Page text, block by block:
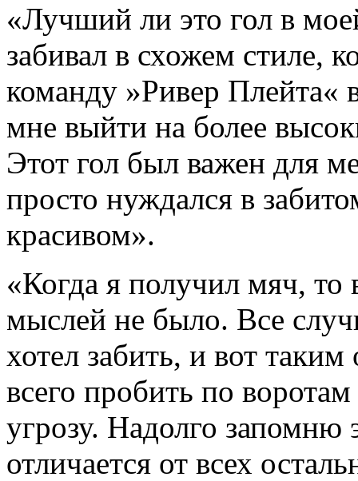
«Лучший ли это гол в
забивал в схожем стиле,
команду »Ривер Плейта«
мне выйти на более
Этот гол был важен для
просто нуждался в
красивом».
«Когда я получил мяч, то
мыслей не было. Все
хотел забить, и вот
всего пробить по
угрозу. Надолго запомню
отличается от всех